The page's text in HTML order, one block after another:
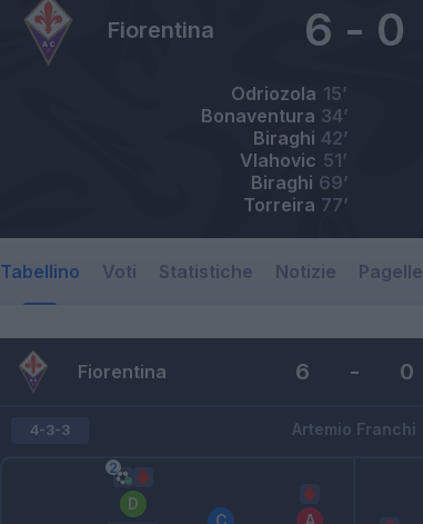
Fiorentina 6 - 0
Odriozola 15’
Bonaventura 34’
Biraghi 42’
Vlahovic 51’
Biraghi 69’
Torreira 77’
Tabellino Voti Statistiche Notizie Pagelle
Fiorentina 6 - 0
Artemio Franchi
4-3-3